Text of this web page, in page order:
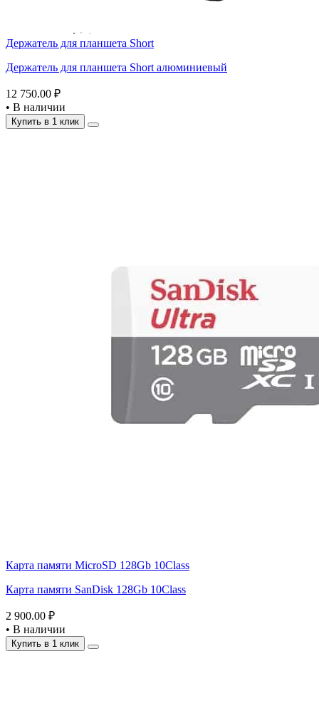
Держатель для планшета Short
Держатель для планшета Short алюминиевый
12 750.00 ₽
• В наличии
Купить в 1 клик
Карта памяти MicroSD 128Gb 10Class
Карта памяти SanDisk 128Gb 10Class
2 900.00 ₽
• В наличии
Купить в 1 клик